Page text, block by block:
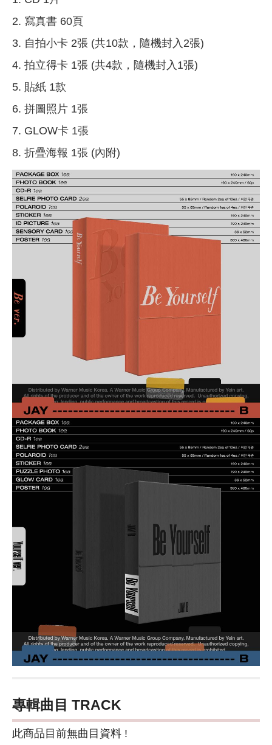
2. 寫真書 60頁
3. 自拍小卡 2張 (共10款，隨機封入2張)
4. 拍立得卡 1張 (共4款，隨機封入1張)
5. 貼紙 1款
6. 拼圖照片 1張
7. GLOW卡 1張
8. 折疊海報 1張 (內附)
專輯曲目 TRACK
此商品目前無曲目資料 !